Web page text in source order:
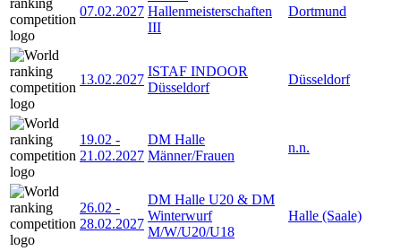
07.02.2027 Hallenmeisterschaften
III
Dortmund
13.02.2027
ISTAF INDOOR
Düsseldorf
Düsseldorf
19.02 -
21.02.2027
DM Halle
Männer/Frauen
n.n.
26.02 -
28.02.2027
DM Halle U20 & DM
Winterwurf
M/W/U20/U18
Halle (Saale)